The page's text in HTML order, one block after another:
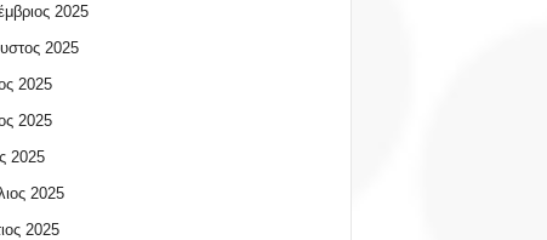
2025
2025
2025
2025
2025
2025
2025